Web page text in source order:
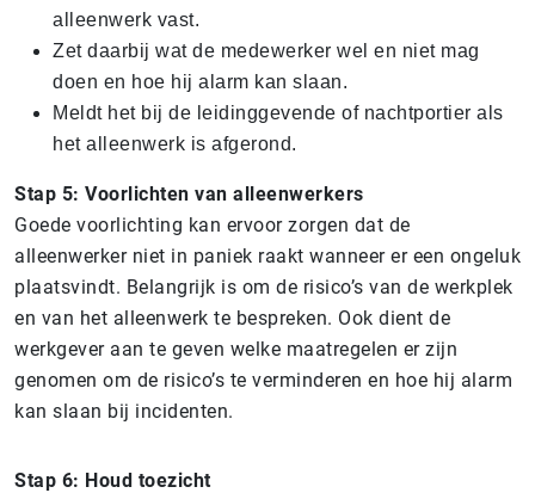
alleenwerk vast.
Zet daarbij wat de medewerker wel en niet mag
doen en hoe hij alarm kan slaan.
Meldt het bij de leidinggevende of nachtportier als
het alleenwerk is afgerond.
Stap 5: Voorlichten van alleenwerkers
Goede voorlichting kan ervoor zorgen dat de
alleenwerker niet in paniek raakt wanneer er een ongeluk
plaatsvindt. Belangrijk is om de risico’s van de werkplek
en van het alleenwerk te bespreken. Ook dient de
werkgever aan te geven welke maatregelen er zijn
genomen om de risico’s te verminderen en hoe hij alarm
kan slaan bij incidenten.
Stap 6: Houd toezicht